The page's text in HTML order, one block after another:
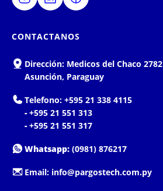
CONTACTANOS
Dirección: Medicos del Chaco 2782
Asunción, Paraguay
Telefono: +595 21 338 4115
-+595 21 551 313
-+595 21 551 317
Whatsapp: (0981) 876217
Email: info@pargostech.com.py